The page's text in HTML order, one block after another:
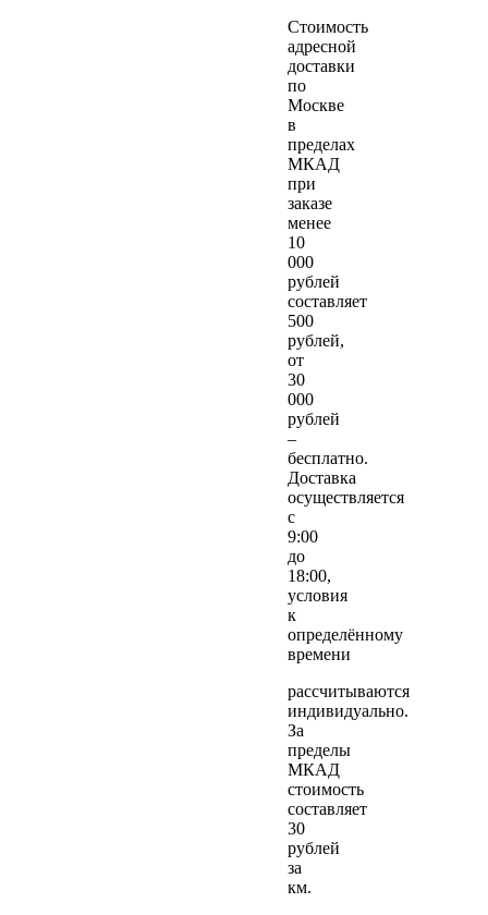
Стоимость
адресной
доставки
по
Москве
в
пределах
МКАД
при
заказе
менее
10
000
рублей
составляет
500
рублей,
от
30
000
рублей
–
бесплатно.
Доставка
осуществляется
с
9:00
до
18:00,
условия
к
определённому
времени
рассчитываются
индивидуально.
За
пределы
МКАД
стоимость
составляет
30
рублей
за
км.